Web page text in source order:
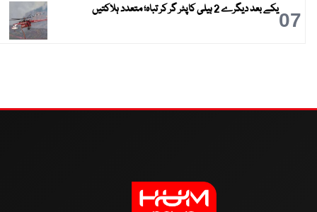
07یکے بعد دیگرے 2 ہیلی کاپٹر گر کر تباہ؛ متعدد ہلاکتیں